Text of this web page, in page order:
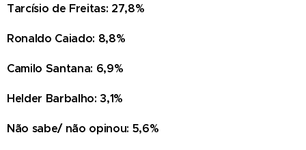
Tarcísio de Freitas: 27,8%
Ronaldo Caiado: 8,8%
Camilo Santana: 6,9%
Helder Barbalho: 3,1%
Não sabe/ não opinou: 5,6%